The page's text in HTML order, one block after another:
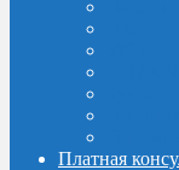
Платная